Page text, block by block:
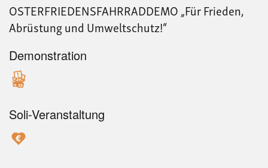
OSTERFRIEDENSFAHRRADDEMO „Für Frieden,
Abrüstung und Umweltschutz!“
Demonstration
Soli-Veranstaltung